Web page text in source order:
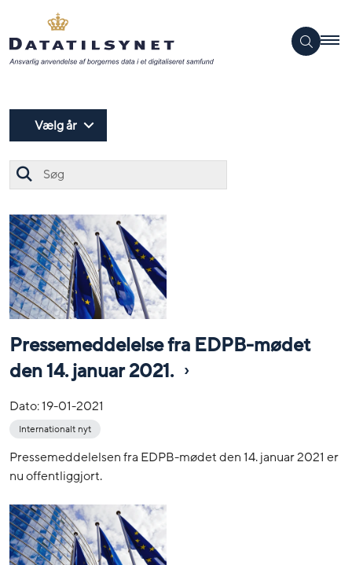
Vælg år
Pressemeddelelse fra EDPB-mødet
den 14. januar 2021.
Dato:19-01-2021
Internationalt nyt
Pressemeddelelsen fra EDPB-mødet den 14. januar 2021 er
nu offentliggjort.